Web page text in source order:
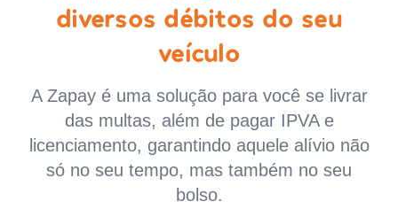
diversos débitos do seu
veículo
A Zapay é uma solução para você se livrar
das multas, além de pagar IPVA e
licenciamento, garantindo aquele alívio não
só no seu tempo, mas também no seu
bolso.